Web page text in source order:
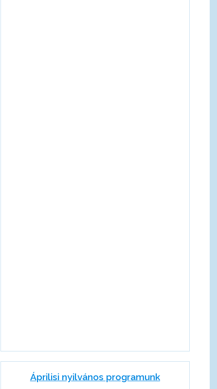
Áprilisi nyilvános programunk